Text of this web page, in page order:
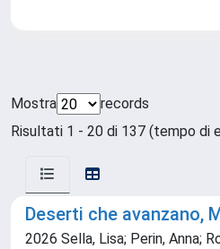
Mostra
records
Risultati 1 - 20 di 137 (tempo di
Deserti che avanzano,
2026 Sella, Lisa; Perin, Anna;